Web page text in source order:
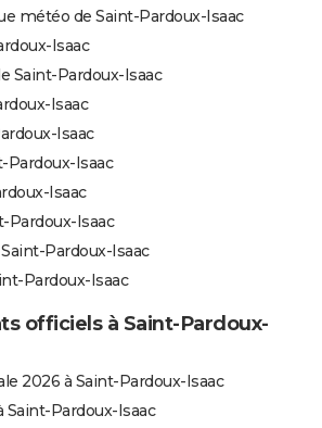
météo de Saint-Pardoux-Isaac
Isaac
Saint-Pardoux-Isaac
Isaac
Isaac
Pardoux-Isaac
Isaac
Pardoux-Isaac
Pardoux-Isaac
Pardoux-Isaac
officiels à Saint-Pardoux-
2026 à Saint-Pardoux-Isaac
Saint-Pardoux-Isaac